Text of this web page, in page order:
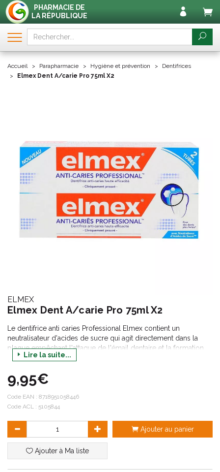
PHARMACIE DE
LA RÉPUBLIQUE
Accueil Parapharmacie Hygiène et prévention
Dentifrices
Elmex Dent A/carie Pro 75ml X2
ELMEX
Elmex Dent A/carie Pro 75ml X2
Le dentifrice anti caries Professional Elmex contient un
neutralisateur d'acides de sucre qui agit directement dans la
plaque empêchant l'attaque de l'émail dentaire et la formation
de caries. Il contient également du calcium et du fluorure
qu'avec un dentifrice classique et renforçant la résistance et la
solidité des dents.
Lire la suite...
9,95€
Code EAN : 8718951058446
Code ACL : 5105844
Ajouter au panier
Ajouter à Ma liste